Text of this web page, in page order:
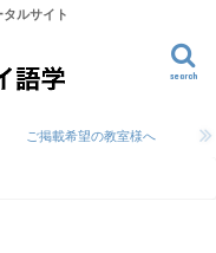
ルサイト
search
ご掲載希望の教室様へ